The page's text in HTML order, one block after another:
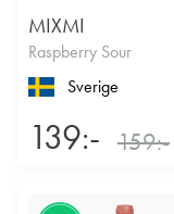
MIXMI
Raspberry Sour
Sverige
139:- 159:-